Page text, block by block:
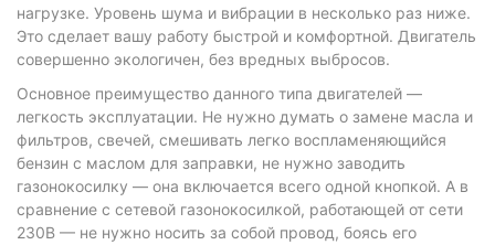
нагрузке. Уровень шума и вибрации в несколько раз ниже.
Это сделает вашу работу быстрой и комфортной. Двигатель
совершенно экологичен, без вредных выбросов.
Основное преимущество данного типа двигателей —
легкость эксплуатации. Не нужно думать о замене масла и
фильтров, свечей, смешивать легко воспламеняющийся
бензин с маслом для заправки, не нужно заводить
газонокосилку — она включается всего одной кнопкой. А в
сравнение с сетевой газонокосилкой, работающей от сети
230В — не нужно носить за собой провод, боясь его